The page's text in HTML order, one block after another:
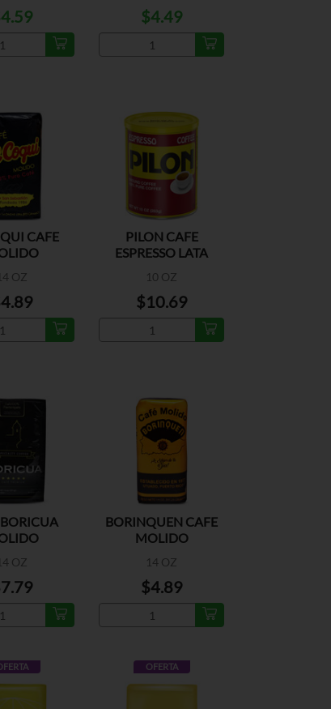
$4.49
CAFE
OZ
PILON CAFE
ESPRESSO LATA
10 OZ
$10.69
OZ
BORINQUEN CAFE
MOLIDO
14 OZ
$4.89
OFERTA